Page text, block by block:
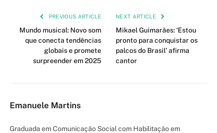
PREVIOUS ARTICLE
Mundo musical: Novo som
que conecta tendências
globais e promete
surpreender em 2025
NEXT ARTICLE
Mikael Guimarães: ‘Estou
pronto para conquistar os
palcos do Brasil’ afirma
cantor
Emanuele Martins
Graduada em Comunicação Social com Habilitação em